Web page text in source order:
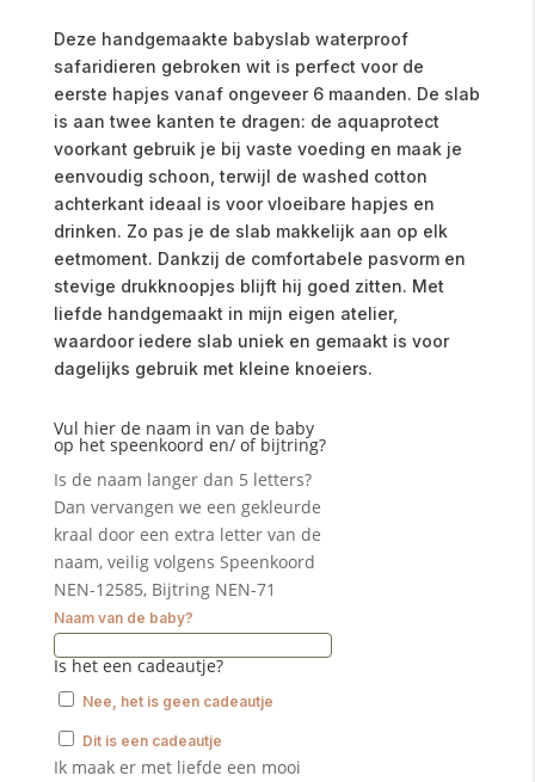
Deze handgemaakte babyslab waterproof
safaridieren gebroken wit is perfect voor de
eerste hapjes vanaf ongeveer 6 maanden. De slab
is aan twee kanten te dragen: de aquaprotect
voorkant gebruik je bij vaste voeding en maak je
eenvoudig schoon, terwijl de washed cotton
achterkant ideaal is voor vloeibare hapjes en
drinken. Zo pas je de slab makkelijk aan op elk
eetmoment. Dankzij de comfortabele pasvorm en
stevige drukknoopjes blijft hij goed zitten. Met
liefde handgemaakt in mijn eigen atelier,
waardoor iedere slab uniek en gemaakt is voor
dagelijks gebruik met kleine knoeiers.
Vul hier de naam in van de baby
op het speenkoord en/ of bijtring?
Is de naam langer dan 5 letters?
Dan vervangen we een gekleurde
kraal door een extra letter van de
naam, veilig volgens Speenkoord
NEN-12585, Bijtring NEN-71
Naam van de baby?
Is het een cadeautje?
Nee, het is geen cadeautje
Dit is een cadeautje
Ik maak er met liefde een mooi